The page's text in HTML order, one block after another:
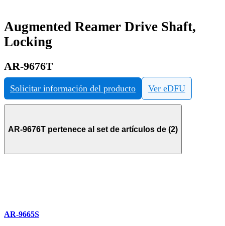
Augmented Reamer Drive Shaft,
Locking
AR-9676T
Solicitar información del producto Ver eDFU
AR-9676T pertenece al set de artículos de (2)
AR-9665S